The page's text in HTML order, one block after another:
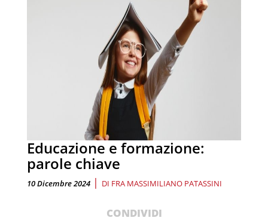
Educazione e formazione:
parole chiave
10 Dicembre 2024 | DI FRA MASSIMILIANO PATASSINI
CONDIVIDI